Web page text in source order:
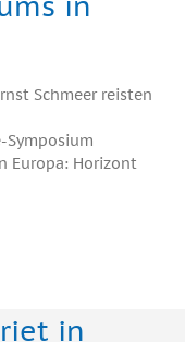
Schmeer reisten
Symposium
Europa: Horizont
in